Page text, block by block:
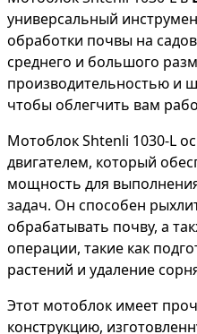
универсальный
обработки почвы на
среднего и большого
производительностью и
чтобы облегчить вам
Мотоблок Shtenli 1030-L
двигателем, который
мощность для
задач. Он способен
обрабатывать почву, а
операции, такие как
растений и удаление
Этот мотоблок имеет
конструкцию,